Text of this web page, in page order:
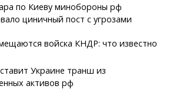
по Киеву минобороны рф
циничный пост с угрозами
войска КНДР: что известно
Украине транш из
активов рф